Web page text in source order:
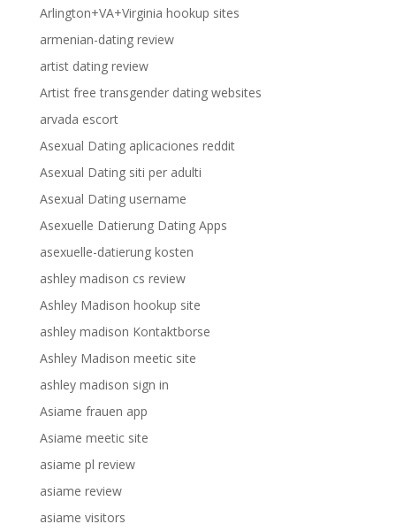
Arlington+VA+Virginia hookup sites
armenian-dating review
artist dating review
Artist free transgender dating websites
arvada escort
Asexual Dating aplicaciones reddit
Asexual Dating siti per adulti
Asexual Dating username
Asexuelle Datierung Dating Apps
asexuelle-datierung kosten
ashley madison cs review
Ashley Madison hookup site
ashley madison Kontaktborse
Ashley Madison meetic site
ashley madison sign in
Asiame frauen app
Asiame meetic site
asiame pl review
asiame review
asiame visitors